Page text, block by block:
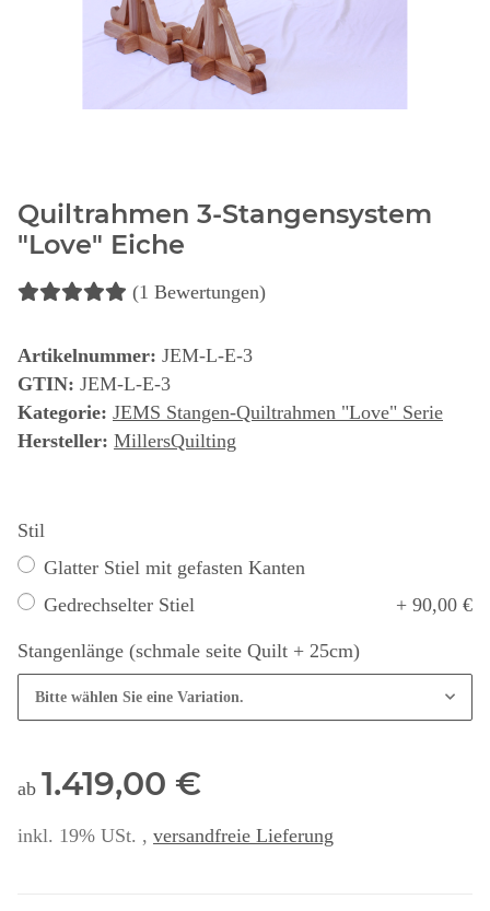
Quiltrahmen 3-Stangensystem
"Love" Eiche
(1 Bewertungen)
Artikelnummer: JEM-L-E-3
GTIN: JEM-L-E-3
Kategorie: JEMS Stangen-Quiltrahmen "Love" Serie
Hersteller: MillersQuilting
Stil
Glatter Stiel mit gefasten Kanten
Gedrechselter Stiel
+ 90,00 €
Stangenlänge (schmale seite Quilt + 25cm)
Bitte wählen Sie eine Variation.
ab 1.419,00 €
inkl. 19% USt. , versandfreie Lieferung